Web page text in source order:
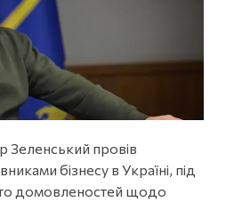
провів
бізнесу в Україні, під
домовленостей щодо